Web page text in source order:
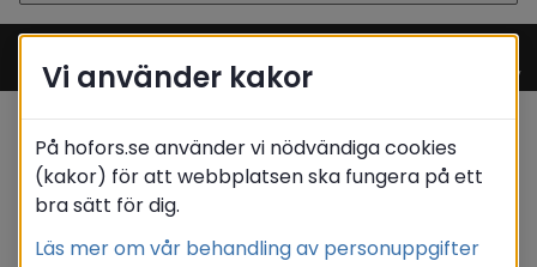
Meny
Startsida Barn & utbildning
Förskola
/ Retroaktiv inkomstjämförelse
Vi använder kakor
På hofors.se använder vi nödvändiga cookies
(kakor) för att webbplatsen ska fungera på ett
bra sätt för dig.
Läs mer om vår behandling av personuppgifter